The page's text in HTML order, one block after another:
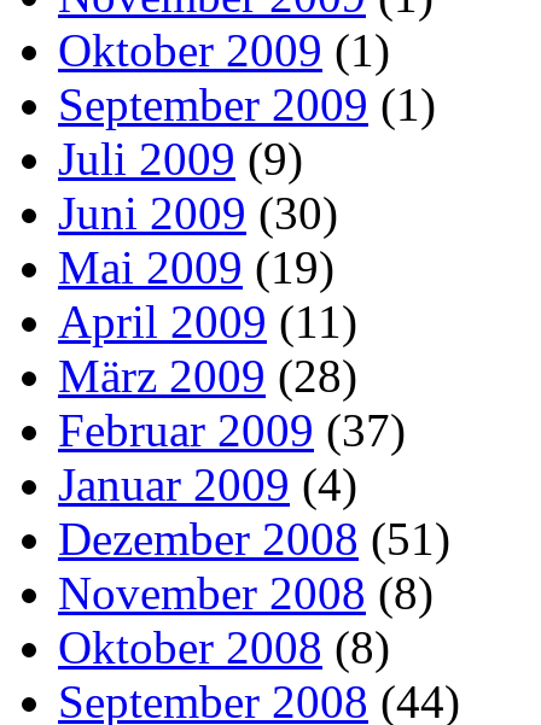
Oktober 2009 (1)
September 2009 (1)
Juli 2009 (9)
Juni 2009 (30)
Mai 2009 (19)
April 2009 (11)
März 2009 (28)
Februar 2009 (37)
Januar 2009 (4)
Dezember 2008 (51)
November 2008 (8)
Oktober 2008 (8)
September 2008 (44)